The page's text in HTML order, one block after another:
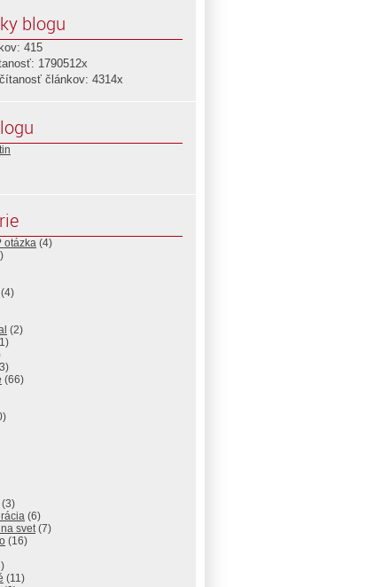
blogu
415
1790512x
článkov: 4314x
otázka (4)
(4)
(2)
(66)
(3)
(6)
svet(7)
(16)
(11)